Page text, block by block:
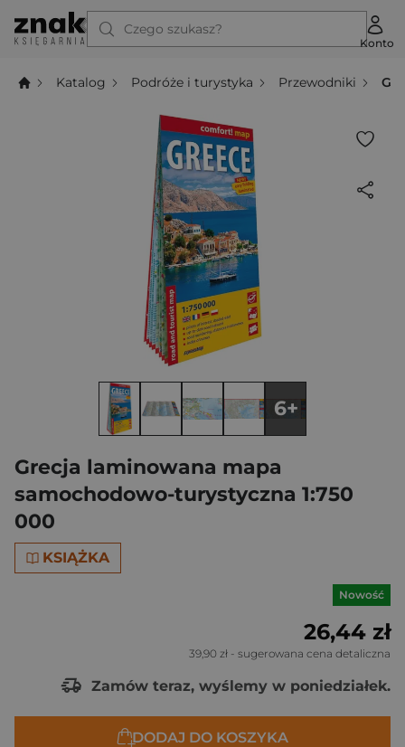
Czego szukasz?
Konto
Katalog Podróże i turystyka Przewodniki
Grecja laminowana mapa
samochodowo-turystyczna 1:750
000
KSIĄŻKA
6+
Nowość
26,44 zł
39,90 zł - sugerowana cena detaliczna
Zamów teraz, wyślemy w poniedziałek.
DODAJ DO KOSZYKA